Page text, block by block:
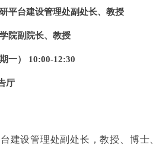
平台建设管理处副处长、教授
院副院长、教授
一） 10:00-12:30
厅
建设管理处副处长，教授、 博士